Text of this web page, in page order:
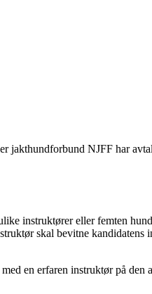
jakthundforbund NJFF har
instruktører eller femten
skal bevitne kandidatens
en erfaren instruktør på den